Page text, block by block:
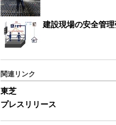
建設現場の安全管
関連リンク
東芝
プレスリリース